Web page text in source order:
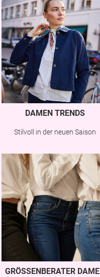
DAMEN TRENDS
Stilvoll in der neuen Saison
GRÖSSENBERATER DAMEN